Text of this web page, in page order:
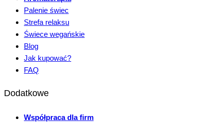
Palenie świec
Strefa relaksu
Świece wegańskie
Blog
Jak kupować?
FAQ
Dodatkowe
Współpraca dla firm